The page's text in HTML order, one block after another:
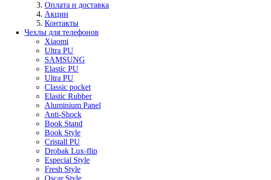
Оплата и доставка
Акции
Контакты
Чехлы для телефонов
Xiaomi
Ultra PU
SAMSUNG
Elastic PU
Ultra PU
Classic pocket
Elastic Rubber
Aluminium Panel
Anti-Shock
Book Stand
Book Style
Cristall PU
Drobak Lux-flip
Especial Style
Fresh Style